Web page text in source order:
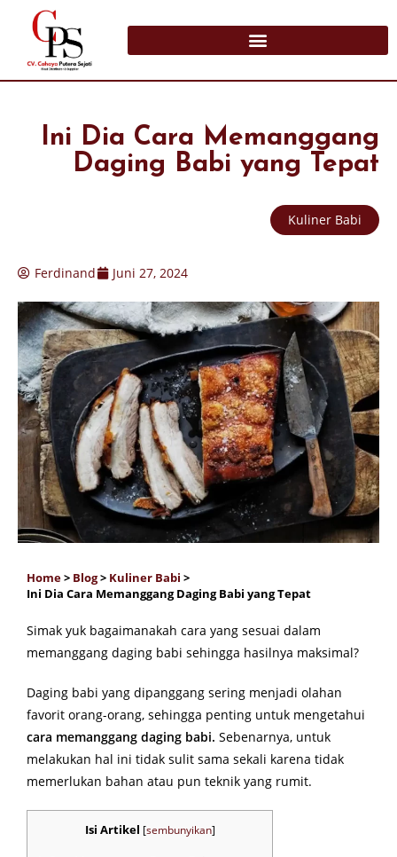
Ini Dia Cara Memanggang
Daging Babi yang Tepat
Kuliner Babi
Ferdinand Juni 27, 2024
Home> Blog> Kuliner Babi >
Ini Dia Cara Memanggang Daging Babi yang Tepat
Simak yuk bagaimanakah cara yang sesuai dalam
memanggang daging babi sehingga hasilnya maksimal?
Daging babi yang dipanggang sering menjadi olahan
favorit orang-orang, sehingga penting untuk mengetahui
cara memanggang daging babi. Sebenarnya, untuk
melakukan hal ini tidak sulit sama sekali karena tidak
memerlukan bahan atau pun teknik yang rumit.
Isi Artikel [sembunyikan]